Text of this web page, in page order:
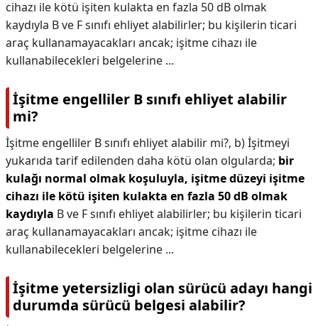
cihazı ile kötü işiten kulakta en fazla 50 dB olmak
kaydıyla B ve F sınıfı ehliyet alabilirler; bu kişilerin ticari
araç kullanamayacakları ancak; işitme cihazı ile
kullanabilecekleri belgelerine ...
İşitme engelliler B sınıfı ehliyet alabilir
mi?
İşitme engelliler B sınıfı ehliyet alabilir mi?, b) İşitmeyi
yukarıda tarif edilenden daha kötü olan olgularda; bir
kulağı normal olmak koşuluyla, işitme düzeyi işitme
cihazı ile kötü işiten kulakta en fazla 50 dB olmak
kaydıyla B ve F sınıfı ehliyet alabilirler; bu kişilerin ticari
araç kullanamayacakları ancak; işitme cihazı ile
kullanabilecekleri belgelerine ...
İşitme yetersizligi olan sürücü adayı hangi
durumda sürücü belgesi alabilir?